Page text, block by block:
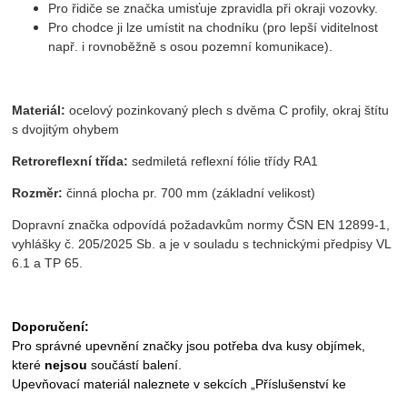
Pro řidiče se značka umisťuje zpravidla při okraji vozovky.
Pro chodce ji lze umístit na chodníku (pro lepší viditelnost
např. i rovnoběžně s osou pozemní komunikace).
Materiál: ocelový pozinkovaný plech s dvěma C profily, okraj štítu
s dvojitým ohybem
Retroreflexní třída: sedmiletá reflexní fólie třídy RA1
Rozměr: činná plocha pr. 700 mm (základní velikost)
Dopravní značka odpovídá požadavkům normy ČSN EN 12899-1,
vyhlášky č. 205/2025 Sb. a je v souladu s technickými předpisy VL
6.1 a TP 65.
Doporučení:
Pro správné upevnění značky jsou potřeba dva kusy objímek,
které nejsou součástí balení.
Upevňovací materiál naleznete v sekcích „Příslušenství ke